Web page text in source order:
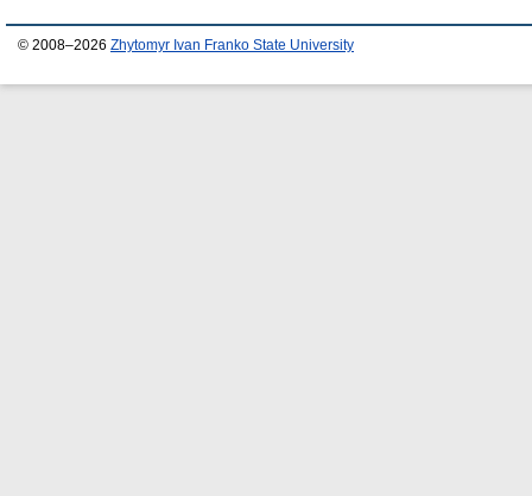
© 2008–2026 Zhytomyr Ivan Franko State University